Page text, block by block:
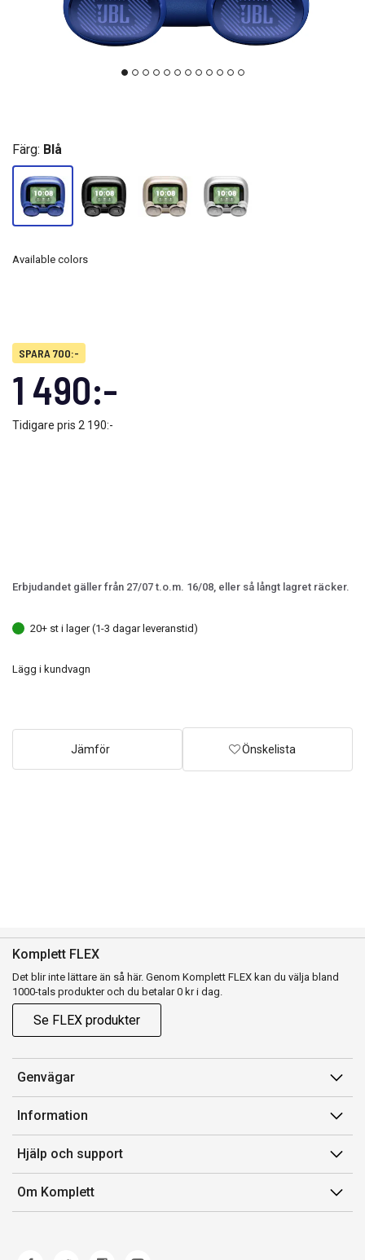
SPARA 700:-
1 490:-
Tidigare pris 2 190:-
Färg: Blå
Available colors
Erbjudandet gäller från 27/07 t.o.m. 16/08, eller så långt lagret räcker.
20+ st i lager (1-3 dagar leveranstid)
Lägg i kundvagn
Jämför Önskelista
Komplett FLEX
Det blir inte lättare än så här. Genom Komplett FLEX kan du välja bland
1000-tals produkter och du betalar 0 kr i dag.
Se FLEX produkter
Genvägar
Konto
Orderhistorik
Presentkort
Komplett Club
Information
Försäljningsvillkor
Medlemsvillkor for Komplett Club
Lediga tjänster
Hjälp och support
Kontakta oss
Kundservice
Om Komplett